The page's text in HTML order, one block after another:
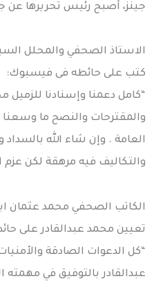
جينز، أصبح رئيس تحريرها عن
الاستاذ الصحفي والمحلل
كتب على حائطه فى فيسبوك:
“كامل دعمنا وإسنادنا للزميل
والمقترحات والنصح ما
العامة . وإن شاء الله
والتكاليف فيه مرهقة لكن عزم
الكاتب الصحفي محمد عثمان
تعيين محمد عبدالقادر على
“كل الدعوات الصادقة
عبدالقادر بالتوفيق في